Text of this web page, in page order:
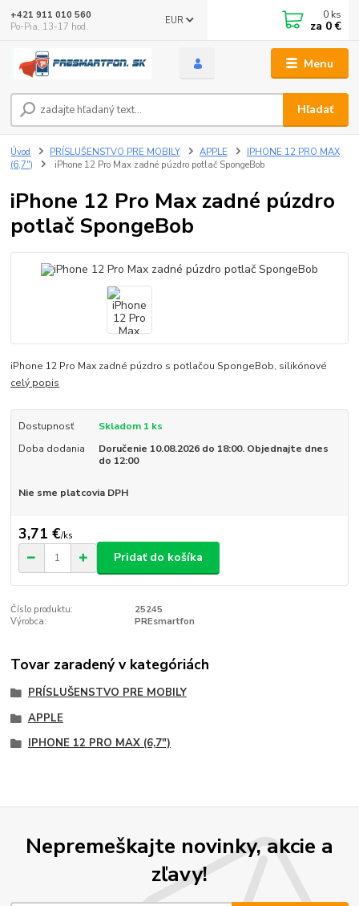
Menu
EUR
Hľadať
+421 911 010 560
Po-Pia, 13-17 hod.
0 ks
za 0 €
Úvod PRÍSLUŠENSTVO PRE MOBILY APPLE
IPHONE 12 PRO MAX
(6,7")
iPhone 12 Pro Max zadné púzdro potlač SpongeBob
iPhone 12 Pro Max zadné púzdro
potlač SpongeBob
iPhone 12 Pro Max zadné púzdro s potlačou SpongeBob, silikónové
celý popis
Dostupnosť
Skladom 1 ks
Doba dodania
Doručenie 10.08.2026 do 18:00. Objednajte dnes
do 12:00
Nie sme platcovia DPH
3,71 €/ks
Pridať do košíka
Číslo produktu:
25245
Výrobca:
PREsmartfon
Tovar zaradený v kategóriách
PRÍSLUŠENSTVO PRE MOBILY
APPLE
IPHONE 12 PRO MAX (6,7")
Nepremeškajte novinky, akcie a
zľavy!